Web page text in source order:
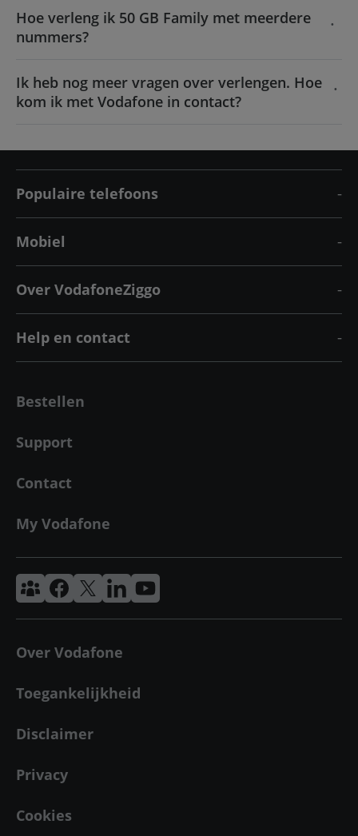
Hoe verleng ik 50 GB Family met meerdere
nummers?
Ik heb nog meer vragen over verlengen. Hoe
kom ik met Vodafone in contact?
Populaire telefoons
Mobiel
Over VodafoneZiggo
Help en contact
Bestellen
Support
Contact
My Vodafone
Vodafone & Ziggo Community
Vodafone Facebook
Vodafone XVodafoneZiggo LinkedIn
Vodafone YouTube
Over Vodafone
Toegankelijkheid
Disclaimer
Privacy
Cookies